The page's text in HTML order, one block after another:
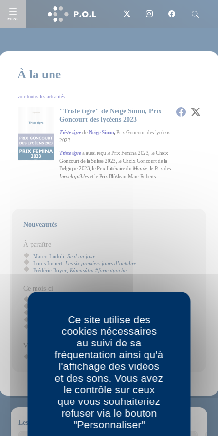
MENU
Les derniers sons
À la une
voir toutes les actualités
"Triste tigre" de Neige Sinno, Prix
Goncourt des lycéens 2023
Triste tigrede Neige Sinno,Prix Goncourt des lycéens
2023.
Triste tigrea aussi reçu le Prix Femina 2023, le Choix
Goncourt de la Suisse 2023, le Choix Goncourt de la
Belgique 2023, le Prix Littéraire du Monde, le Prix des
Inrockuptibleset le Prix Blù/Jean-Marc Roberts.
Nouveautés
À paraître
Marco Lodoli, Seul un jour
Louis Imbert, Les six premiers jours d’octobre
Frédéric Boyer, Kâmasûtra #formatpoche
Ce mois-ci
Louise Chennevière, Faire la peau
Rouges-Truites
Vient de paraître
Dominique Fourcade,late Fourcades (juin 2026)
Ce site utilise des
cookies nécessaires
au suivi de sa
fréquentation ainsi qu'à
l'affichage des vidéos
et des sons. Vous avez
le contrôle sur ceux
que vous souhaiteriez
refuser via le bouton
"Personnaliser"